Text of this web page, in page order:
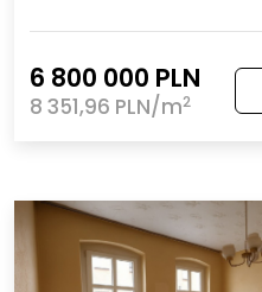
6 800 000 PLN
8 351,96 PLN/m2